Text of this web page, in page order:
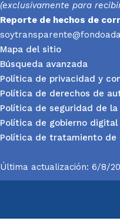
(exclusivamente para
Reporte de hechos de
Mapa del sitio
Búsqueda avanzada
Política de privacidad y
Política de derechos de
Política de seguridad de
Política de gobierno digital
Política de tratamiento de
Última actualización: 6/8/